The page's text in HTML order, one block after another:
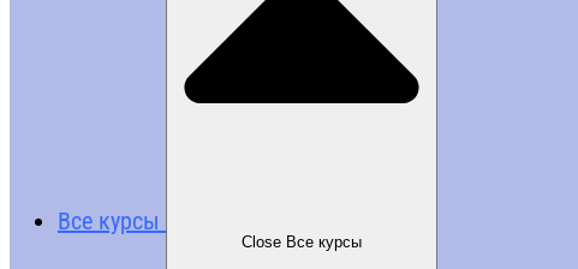
Все курсы
Close Все курсы